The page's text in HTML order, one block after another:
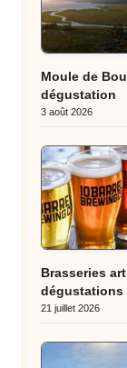
Moule de
dégustation
3 août 2026
Brasseries
dégustations
21 juillet 2026